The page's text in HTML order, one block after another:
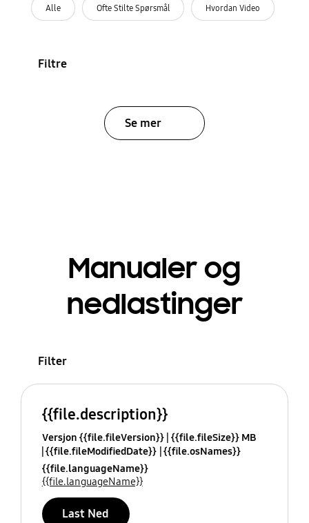
Alle Ofte Stilte Spørsmål Hvordan Video
Filtre
Se mer
Manualer og
nedlastinger
Filter
{{file.description}}
Versjon {{file.fileVersion}} {{file.fileSize}} MB
{{file.fileModifiedDate}} {{file.osNames}}
{{file.languageName}}
{{file.languageName}}
Last Ned